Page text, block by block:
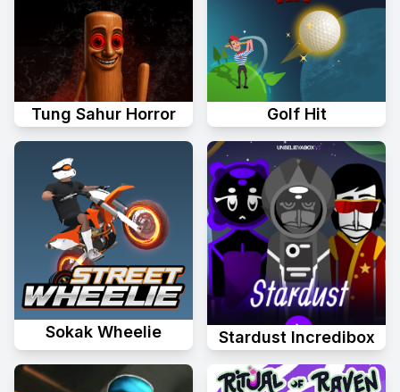
Tung Sahur Horror Golf Hit
Sokak Wheelie Stardust Incredibox